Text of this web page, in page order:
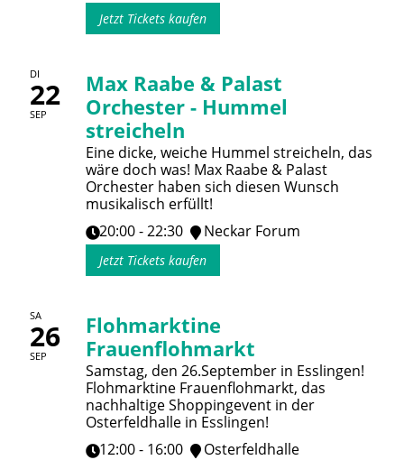
Jetzt Tickets kaufen
DI
22
SEP
Max Raabe & Palast
Orchester - Hummel
streicheln
Eine dicke, weiche Hummel streicheln, das
wäre doch was! Max Raabe & Palast
Orchester haben sich diesen Wunsch
musikalisch erfüllt!
20:00 - 22:30
Neckar Forum
Jetzt Tickets kaufen
SA
26
SEP
Flohmarktine
Frauenflohmarkt
Samstag, den 26.September in Esslingen!
Flohmarktine Frauenflohmarkt, das
nachhaltige Shoppingevent in der
Osterfeldhalle in Esslingen!
12:00 - 16:00
Osterfeldhalle